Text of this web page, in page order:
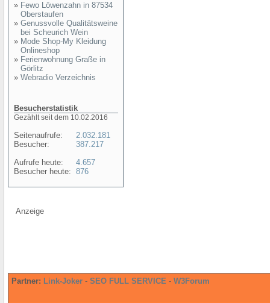
» Fewo Löwenzahn in 87534
Oberstaufen
» Genussvolle Qualitätsweine
bei Scheurich Wein
» Mode Shop-My Kleidung
Onlineshop
» Ferienwohnung Graße in
Görlitz
» Webradio Verzeichnis
Besucherstatistik
Gezählt seit dem 10.02.2016
Seitenaufrufe:
Besucher:
Aufrufe heute:
Besucher heute:
2.032.181
387.217
4.657
876
Anzeige
Partner: Link-Joker - SEO FULL SERVICE - W3Forum